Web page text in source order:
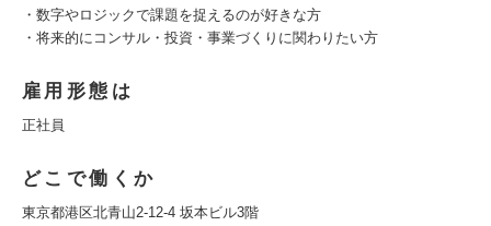
・数字やロジックで課題を捉えるのが好きな方
・将来的にコンサル・投資・事業づくりに関わりたい方
雇用形態は
正社員
どこで働くか
東京都港区北青山2-12-4 坂本ビル3階